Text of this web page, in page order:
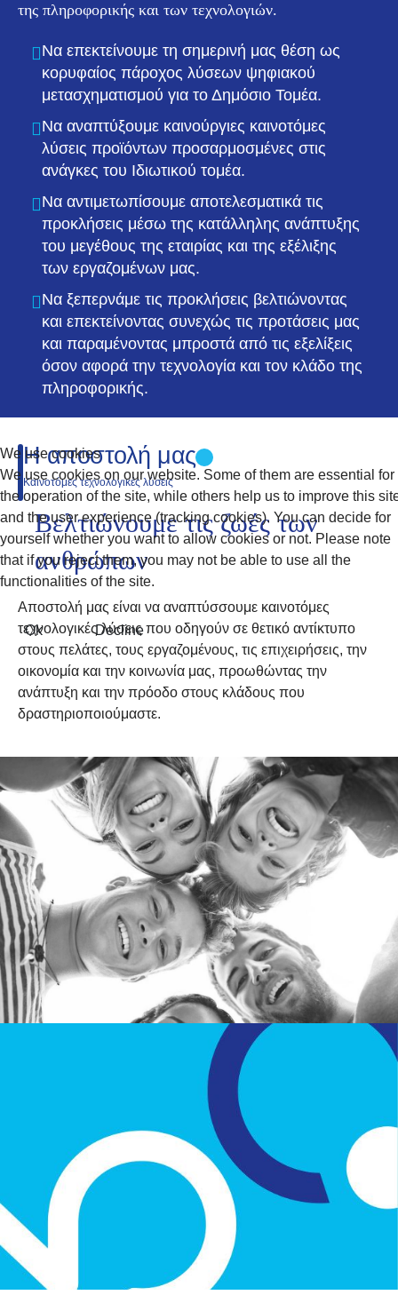
της πληροφορικής και των τεχνολογιών.
Να επεκτείνουμε τη σημερινή μας θέση ως
κορυφαίος πάροχος λύσεων ψηφιακού
μετασχηματισμού για το Δημόσιο Τομέα.
Να αναπτύξουμε καινούργιες καινοτόμες
λύσεις προϊόντων προσαρμοσμένες στις
ανάγκες του Ιδιωτικού τομέα.
Να αντιμετωπίσουμε αποτελεσματικά τις
προκλήσεις μέσω της κατάλληλης ανάπτυξης
του μεγέθους της εταιρίας και της εξέλιξης
των εργαζομένων μας.
Να ξεπερνάμε τις προκλήσεις βελτιώνοντας
και επεκτείνοντας συνεχώς τις προτάσεις μας
και παραμένοντας μπροστά από τις εξελίξεις
όσον αφορά την τεχνολογία και τον κλάδο της
πληροφορικής.
Η αποστολή μας
Καινοτόμες τεχνολογικές λύσεις
Βελτιώνουμε τις ζωές των
ανθρώπων
Αποστολή μας είναι να αναπτύσσουμε καινοτόμες
τεχνολογικές λύσεις που οδηγούν σε θετικό αντίκτυπο
στους πελάτες, τους εργαζομένους, τις επιχειρήσεις, την
οικονομία και την κοινωνία μας, προωθώντας την
ανάπτυξη και την πρόοδο στους κλάδους που
δραστηριοποιούμαστε.
We use cookies
We use cookies on our website. Some of them are essential for
the operation of the site, while others help us to improve this
and the user experience (tracking cookies). You can decide for
yourself whether you want to allow cookies or not. Please note
that if you reject them, you may not be able to use all the
functionalities of the site.
Ok Decline